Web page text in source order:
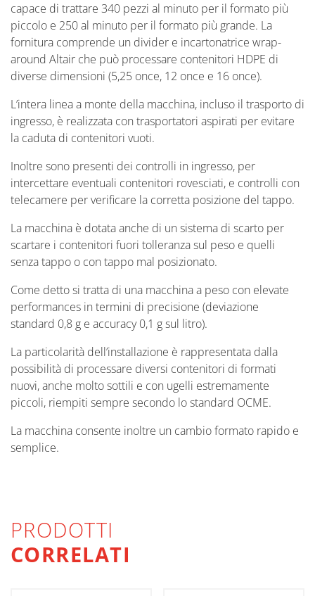
capace di trattare 340 pezzi al minuto per il formato più
piccolo e 250 al minuto per il formato più grande. La
fornitura comprende un divider e incartonatrice wrap-
around Altair che può processare contenitori HDPE di
diverse dimensioni (5,25 once, 12 once e 16 once).
L’intera linea a monte della macchina, incluso il trasporto di
ingresso, è realizzata con trasportatori aspirati per evitare
la caduta di contenitori vuoti.
Inoltre sono presenti dei controlli in ingresso, per
intercettare eventuali contenitori rovesciati, e controlli con
telecamere per verificare la corretta posizione del tappo.
La macchina è dotata anche di un sistema di scarto per
scartare i contenitori fuori tolleranza sul peso e quelli
senza tappo o con tappo mal posizionato.
Come detto si tratta di una macchina a peso con elevate
performances in termini di precisione (deviazione
standard 0,8 g e accuracy 0,1 g sul litro).
La particolarità dell’installazione è rappresentata dalla
possibilità di processare diversi contenitori di formati
nuovi, anche molto sottili e con ugelli estremamente
piccoli, riempiti sempre secondo lo standard OCME.
La macchina consente inoltre un cambio formato rapido e
semplice.
PRODOTTI
CORRELATI